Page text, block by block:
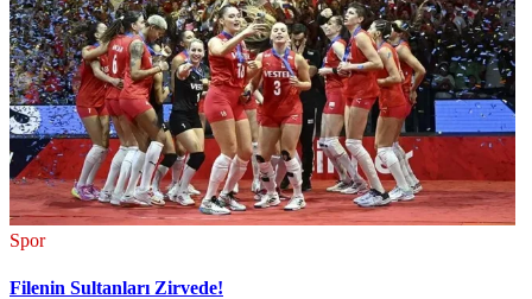
Spor
Filenin Sultanları Zirvede!